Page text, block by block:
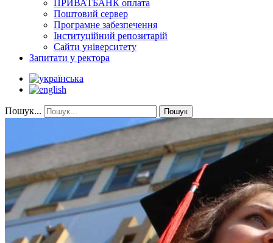
ПРИВАТБАНК оплата
Поштовий сервер
Програмне забезпечення
Інституційний репозитарій
Сайти університету
Запитати у ректора
Пошук... Пошук